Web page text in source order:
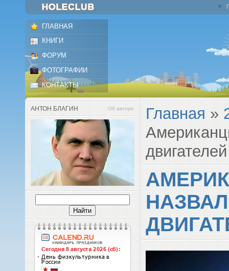
ГЛАВНАЯ
КНИГИ
ФОРУМ
ФОТОГРАФИИ
КОНТАКТЫ
АНТОН БЛАГИН Об авторе Главная »